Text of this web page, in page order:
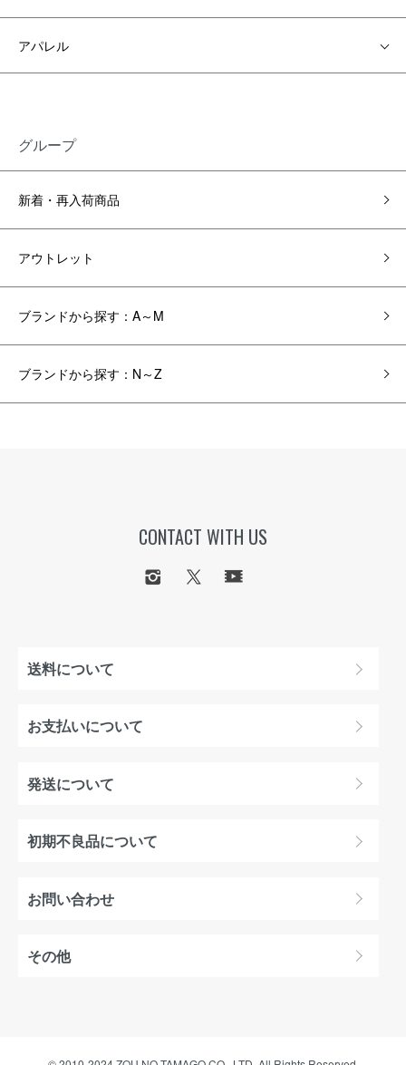
アパレル
グループ
新着・再入荷商品
アウトレット
ブランドから探す：A～M
ブランドから探す：N～Z
CONTACT WITH US
送料について
お支払いについて
発送について
初期不良品について
お問い合わせ
その他